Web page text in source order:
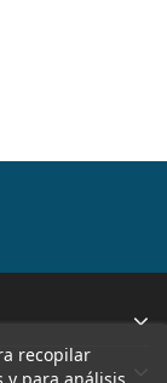
recopilar